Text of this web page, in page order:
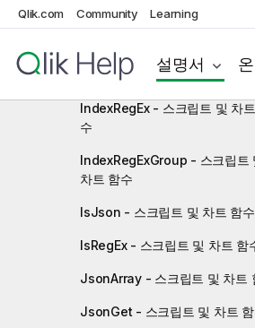
Qlik.com Community Learning
설명서
Hash160 - 스크립트 및 차트 함
Index - 스크립트 및 차트 함수
IndexRegEx - 스크립트 및 차
수
IndexRegExGroup - 스크립트
차트 함수
IsJson - 스크립트 및 차트 함수
IsRegEx - 스크립트 및 차트 함
JsonArray - 스크립트 및 차트
JsonGet - 스크립트 및 차트